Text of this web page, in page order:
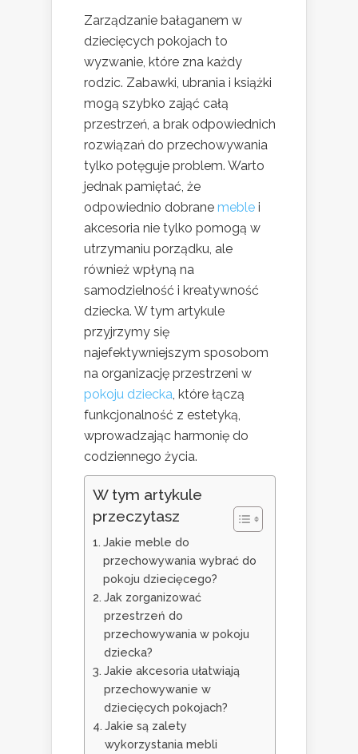
Zarządzanie bałaganem w
dziecięcych pokojach to
wyzwanie, które zna każdy
rodzic. Zabawki, ubrania i książki
mogą szybko zająć całą
przestrzeń, a brak odpowiednich
rozwiązań do przechowywania
tylko potęguje problem. Warto
jednak pamiętać, że
odpowiednio dobrane meble i
akcesoria nie tylko pomogą w
utrzymaniu porządku, ale
również wpłyną na
samodzielność i kreatywność
dziecka. W tym artykule
przyjrzymy się
najefektywniejszym sposobom
na organizację przestrzeni w
pokoju dziecka, które łączą
funkcjonalność z estetyką,
wprowadzając harmonię do
codziennego życia.
W tym artykule
przeczytasz
Jakie meble do
przechowywania wybrać do
pokoju dziecięcego?
Jak zorganizować
przestrzeń do
przechowywania w pokoju
dziecka?
Jakie akcesoria ułatwiają
przechowywanie w
dziecięcych pokojach?
Jakie są zalety
wykorzystania mebli